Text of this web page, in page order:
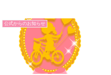
れました。 同ムー...
公式からのお知らせ